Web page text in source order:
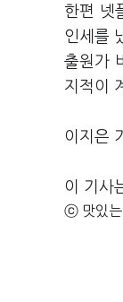
한편 넷
인세를
출원가
지적이
이지은
이 기사
ⓒ 맛있는